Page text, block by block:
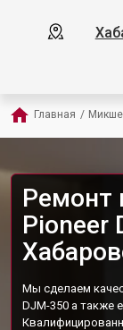
Главная /
Ремонт
Pioneer
Мы сделаем
DJM-350 а также